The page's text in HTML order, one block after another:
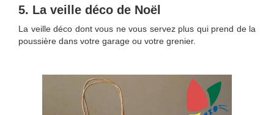
5. La veille déco de Noël
La veille déco dont vous ne vous servez plus qui prend de la
poussière dans votre garage ou votre grenier.